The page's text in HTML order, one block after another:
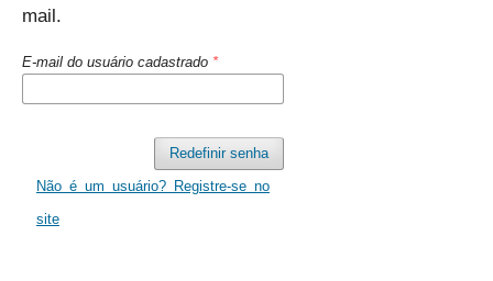
mail.
E-mail do usuário cadastrado *
Redefinir senha
Não é um usuário? Registre-se no
site